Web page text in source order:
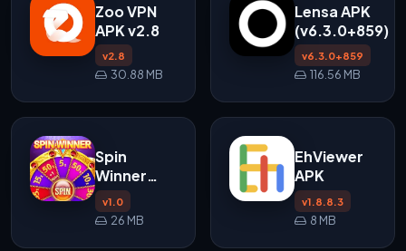
Zoo VPN
APK v2.8
v2.8
30.88 MB
Lensa APK
(v6.3.0+859)
v6.3.0+859
116.56 MB
Spin
Winner
APK
v1.0
26 MB
EhViewer
APK
v1.8.8.3
8 MB